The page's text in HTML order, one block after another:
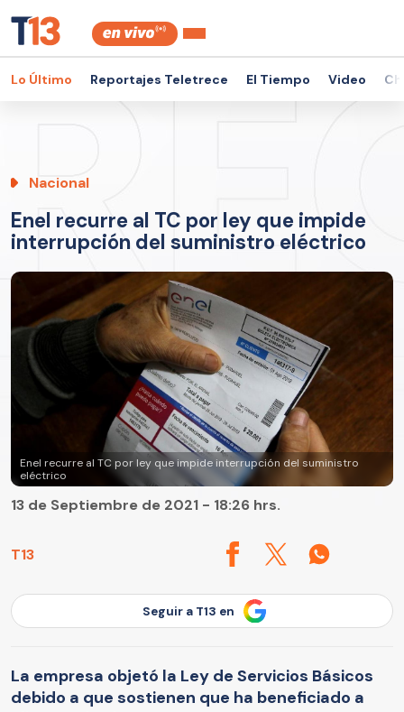
Lo Último Reportajes Teletrece El Tiempo Video
Nacional
Enel recurre al TC por ley que impide
interrupción del suministro eléctrico
Enel recurre al TC por ley que impide interrupción del suministro
eléctrico
T13
13 de Septiembre de 2021 - 18:26 hrs.
Seguir a T13 en
La empresa objetó la Ley de Servicios Básicos
debido a que sostienen que ha beneficiado a